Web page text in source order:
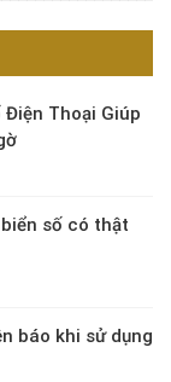
Điện Thoại Giúp
số có thật
báo khi sử dụng